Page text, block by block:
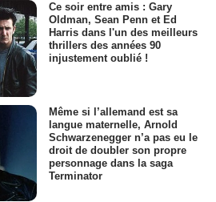
Ce soir entre amis : Gary
Oldman, Sean Penn et Ed
Harris dans l'un des meilleurs
thrillers des années 90
injustement oublié !
Même si l’allemand est sa
langue maternelle, Arnold
Schwarzenegger n’a pas eu le
droit de doubler son propre
personnage dans la saga
Terminator